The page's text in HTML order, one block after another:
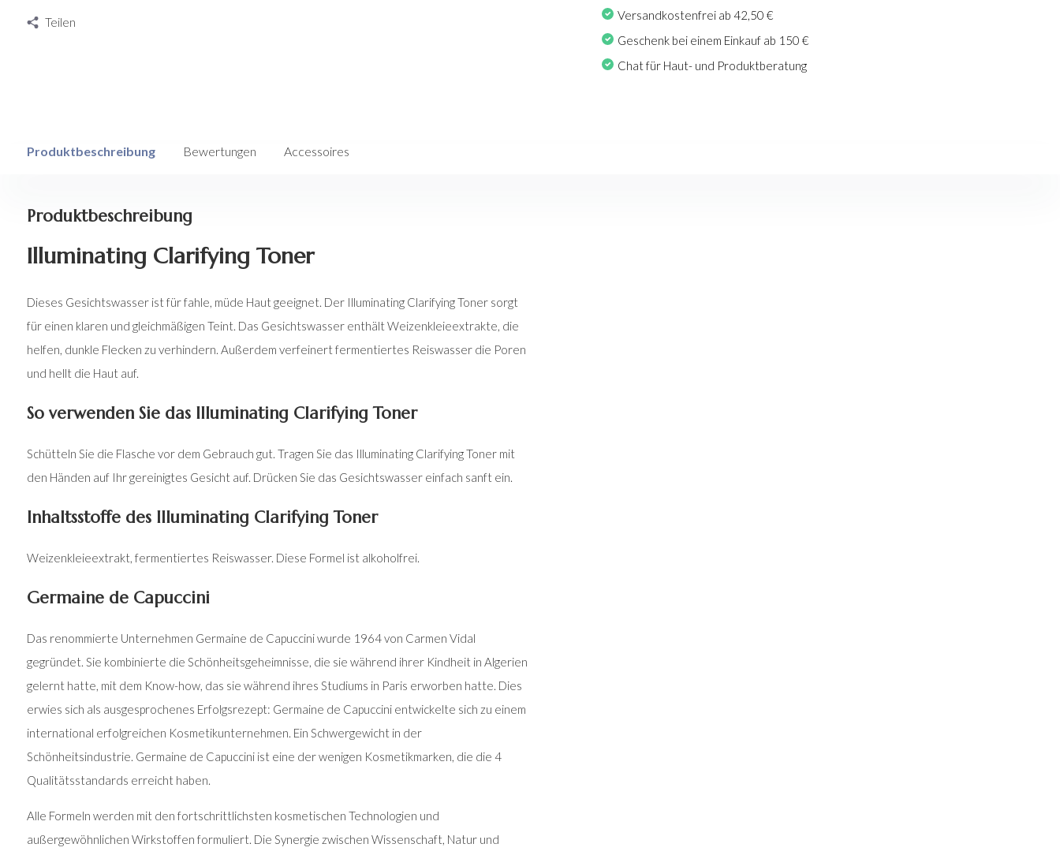
Teilen
Versandkostenfrei ab 42,50 €
Geschenk bei einem Einkauf ab 150 €
Chat für Haut- und Produktberatung
Produktbeschreibung Bewertungen Accessoires
Produktbeschreibung
Illuminating Clarifying Toner
Dieses Gesichtswasser ist für fahle, müde Haut geeignet. Der Illuminating Clarifying Toner sorgt
für einen klaren und gleichmäßigen Teint. Das Gesichtswasser enthält Weizenkleieextrakte, die
helfen, dunkle Flecken zu verhindern. Außerdem verfeinert fermentiertes Reiswasser die Poren
und hellt die Haut auf.
So verwenden Sie das Illuminating Clarifying Toner
Schütteln Sie die Flasche vor dem Gebrauch gut. Tragen Sie das Illuminating Clarifying Toner mit
den Händen auf Ihr gereinigtes Gesicht auf. Drücken Sie das Gesichtswasser einfach sanft ein.
Inhaltsstoffe des Illuminating Clarifying Toner
Weizenkleieextrakt, fermentiertes Reiswasser. Diese Formel ist alkoholfrei.
Germaine de Capuccini
Das renommierte Unternehmen Germaine de Capuccini wurde 1964 von Carmen Vidal
gegründet. Sie kombinierte die Schönheitsgeheimnisse, die sie während ihrer Kindheit in Algerien
gelernt hatte, mit dem Know-how, das sie während ihres Studiums in Paris erworben hatte. Dies
erwies sich als ausgesprochenes Erfolgsrezept: Germaine de Capuccini entwickelte sich zu einem
international erfolgreichen Kosmetikunternehmen. Ein Schwergewicht in der
Schönheitsindustrie. Germaine de Capuccini ist eine der wenigen Kosmetikmarken, die die 4
Qualitätsstandards erreicht haben.
Alle Formeln werden mit den fortschrittlichsten kosmetischen Technologien und
außergewöhnlichen Wirkstoffen formuliert. Die Synergie zwischen Wissenschaft, Natur und